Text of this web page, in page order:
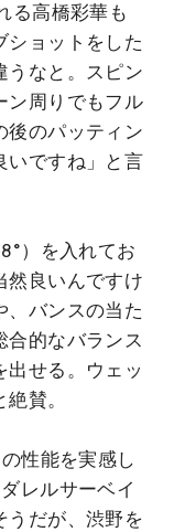
る高橋彩華も
ショットをした
うなと。スピン
ン周りでもフル
後のパッティン
いですね」と言
）を入れてお
然良いんですけ
、バンスの当た
合的なバランス
出せる。ウェッ
賛。
性能を実感し
レルサーベイ
うだが、渋野を